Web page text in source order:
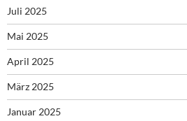
Juli 2025
Mai 2025
April 2025
März 2025
Januar 2025